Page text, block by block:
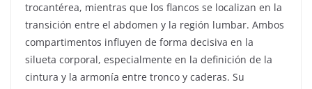
trocantérea, mientras que los flancos se localizan en la
transición entre el abdomen y la región lumbar. Ambos
compartimentos influyen de forma decisiva en la
silueta corporal, especialmente en la definición de la
cintura y la armonía entre tronco y caderas. Su